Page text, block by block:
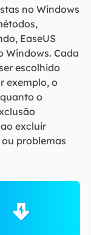
no Windows
EaseUS
Windows. Cada
escolhido
exemplo, o
o
excluir
problemas